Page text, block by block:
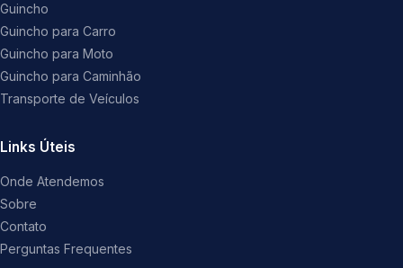
Guincho
Guincho para Carro
Guincho para Moto
Guincho para Caminhão
Transporte de Veículos
Links Úteis
Onde Atendemos
Sobre
Contato
Perguntas Frequentes